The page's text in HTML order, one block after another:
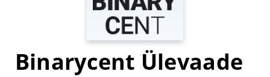
Binarycent Ülevaade